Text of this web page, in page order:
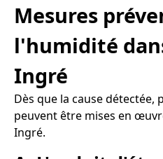
Mesures
l'humidité
Ingré
Dès que la cause détectée,
peuvent être mises en
Ingré.